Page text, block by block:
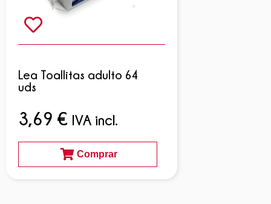
Lea Toallitas adulto 64
uds
3,69€ IVA incl.
Comprar